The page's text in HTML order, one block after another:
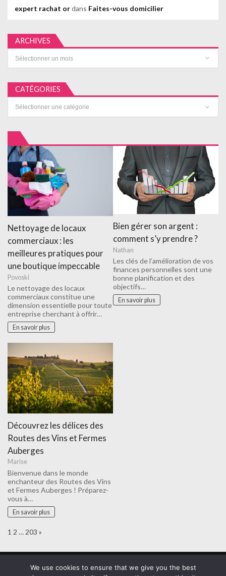
expert rachat ordans Faites-vous domicilier
ARCHIVES
CATÉGORIES
Nettoyage de locaux
commerciaux : les
meilleures pratiques pour
une boutique impeccable
Povoski
Le nettoyage des locaux
commerciaux constitue une
dimension essentielle pour toute
entreprise cherchant à offrir…
En savoir plus
Bien gérer son argent :
comment s’y prendre ?
Nathan
Les clés de l’amélioration de vos
finances personnelles sont une
bonne planification et des
objectifs…
En savoir plus
Découvrez les délices des
Routes des Vins et Fermes
Auberges
Marise
Bienvenue dans le monde
enchanteur des Routes des Vins
et Fermes Auberges ! Préparez-
vous à…
En savoir plus
Page:
1 2 … 203 Next
»
WordPress Theme :VMagazine Lite
We use cookies to ensure that we give you the best